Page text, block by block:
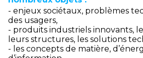
- enjeux sociétaux, problèmes
des usagers,
- produits industriels innovants,
leurs structures, les solutions
- les concepts de matière,